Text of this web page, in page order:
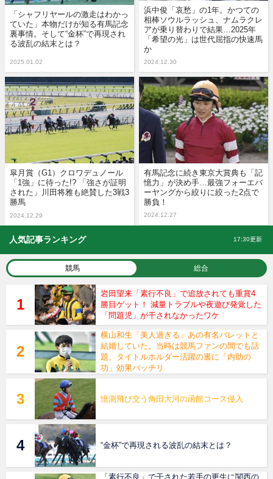
「シャフリヤールの激走はわかっ
ていた」本物だけが知る有馬記念
裏事情。そして“金杯”で再現され
る波乱の結末とは？
2025.01.02
浜中俊「哀愁」の1年。かつての
相棒ソウルラッシュ、ナムラクレ
アが乗り替わりで結果…2025年
「希望の光」は世代屈指の快速馬
か
2024.12.30
皐月賞（G1）クロワデュノール
「1強」に待った!? 「強さが証明
された」川田将雅も絶賛した3戦3
勝馬
2024.12.29
有馬記念に続き東京大賞典も「記
憶力」が決め手…最強フォーエバ
ーヤングから絞りに絞った2点で
勝負！
2024.12.27
人気記事ランキング 17:30更新
競馬 総合
岩田望来「素行不良」で追放されても重賞4
勝目ゲット！ 減量トラブルや夜遊び発覚した
「問題児」が干されなかったワケ
横山和生「美人過ぎる」あの有名バレットと
結婚していた。当時は競馬ファンの間でも話
題、タイトルホルダー活躍の裏に「内助の
功」効果バッチリ
憶測飛び交う角田大河の函館コース侵入
“金杯”で再現される波乱の結末とは？
「素行不良」で干された若手の更生に関西の